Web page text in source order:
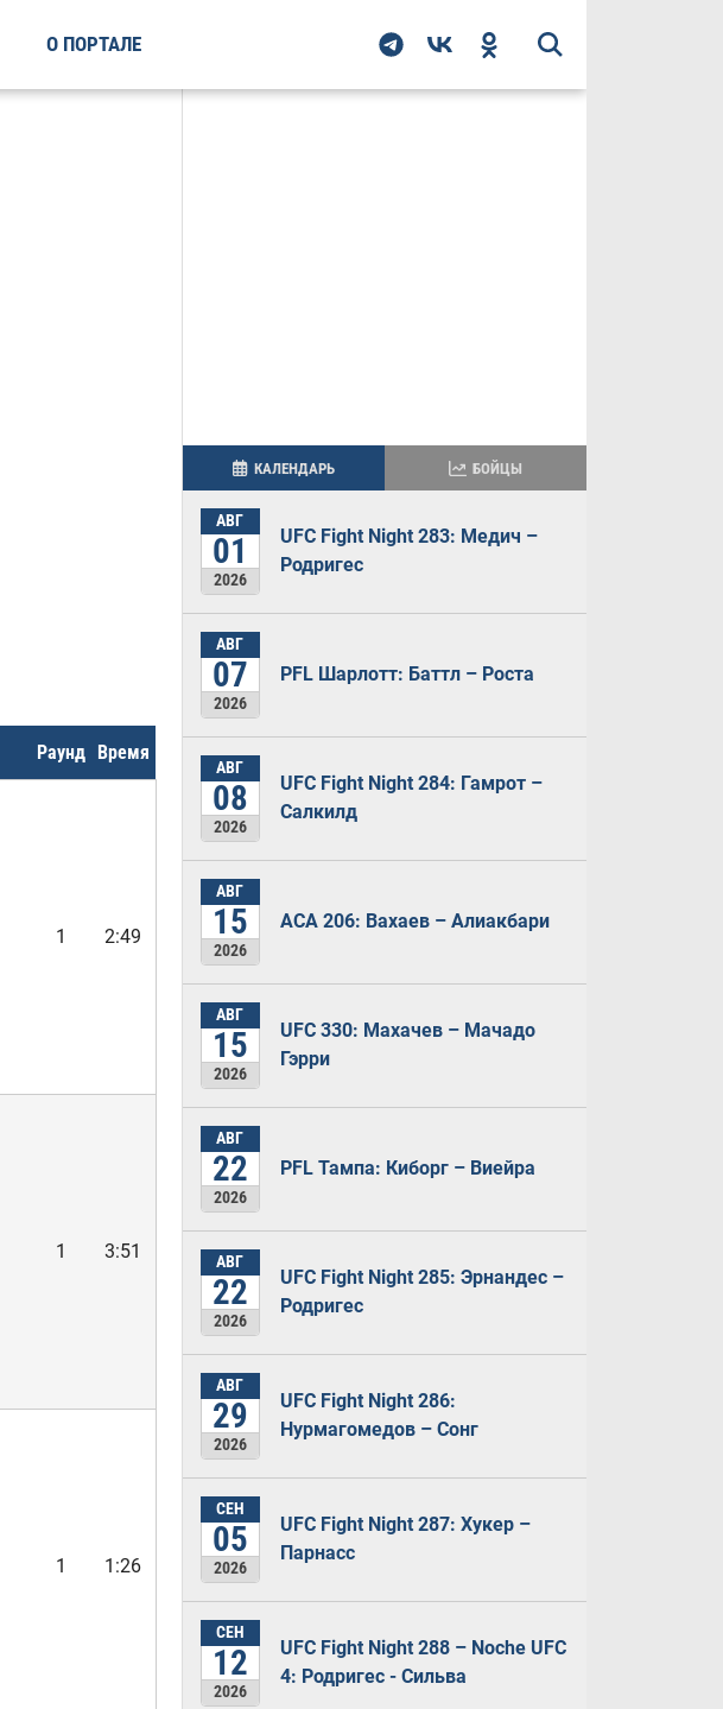
О ПОРТАЛЕ
Раунд Время
1 2:49
1 3:51
1 1:26
КАЛЕНДАРЬ БОЙЦЫ
АВГ
01
2026
UFC Fight Night 283: Медич –
Родригес
АВГ
07
2026
PFL Шарлотт: Баттл – Роста
АВГ
08
2026
UFC Fight Night 284: Гамрот –
Салкилд
АВГ
15
2026
ACA 206: Вахаев – Алиакбари
АВГ
15
2026
UFC 330: Махачев – Мачадо
Гэрри
АВГ
22
2026
PFL Тампа: Киборг – Виейра
АВГ
22
2026
UFC Fight Night 285: Эрнандес –
Родригес
АВГ
29
2026
UFC Fight Night 286:
Нурмагомедов – Сонг
СЕН
05
2026
UFC Fight Night 287: Хукер –
Парнасс
СЕН
12
2026
UFC Fight Night 288 – Noche UFC
4: Родригес - Сильва